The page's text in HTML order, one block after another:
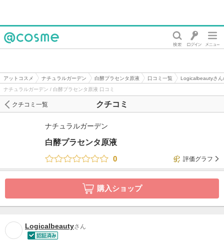
アットコスメ ナチュラルガーデン 白酵プラセンタ原液 口コミ一覧
Logicalbeautyさん
ナチュラルガーデン / 白酵プラセンタ原液 口コミ
クチコミ
クチコミ一覧
ナチュラルガーデン
白酵プラセンタ原液
0
評価グラフ
購入ショップ
Logicalbeautyさん